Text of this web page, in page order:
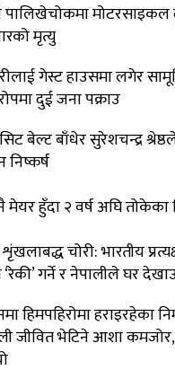
मोटरसाइकल
मृत्यु
गेस्ट हाउसमा लगेर
दुई जना पक्राउ
सिट बेल्ट बाँधेर सुरेशचन्द्र
हुँदा २ वर्ष अघि तोकेका
चोरी: भारतीय
गर्ने र नेपालीले घर
हिमपहिरोमा हराइरहेका
जीवित भेटिने आशा